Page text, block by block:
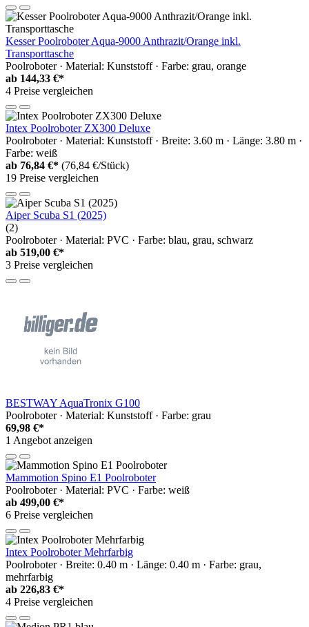
Kesser Poolroboter Aqua-9000 Anthrazit/Orange inkl.
Transporttasche
Poolroboter · Material: Kunststoff · Farbe: grau, orange
ab 144,33 €*
4 Preise vergleichen
Intex Poolroboter ZX300 Deluxe
Poolroboter · Material: Kunststoff · Breite: 3.60 m · Länge: 3.80 m ·
Farbe: weiß
ab 76,84 €* (76,84 €/Stück)
19 Preise vergleichen
Aiper Scuba S1 (2025)
(2)
Poolroboter · Material: PVC · Farbe: blau, grau, schwarz
ab 519,00 €*
3 Preise vergleichen
BESTWAY AquaTronix G100
Poolroboter · Material: Kunststoff · Farbe: grau
69,98 €*
1 Angebot anzeigen
Mammotion Spino E1 Poolroboter
Poolroboter · Material: PVC · Farbe: weiß
ab 499,00 €*
6 Preise vergleichen
Intex Poolroboter Mehrfarbig
Poolroboter · Breite: 0.40 m · Länge: 0.40 m · Farbe: grau,
mehrfarbig
ab 226,83 €*
4 Preise vergleichen